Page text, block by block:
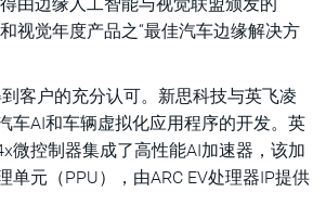
视觉年度产品之“最佳汽车边缘解决方
客户的充分认可。新思科技与英飞凌
车AI和车辆虚拟化应用程序的开发。英
微控制器集成了高性能AI加速器，该加
单元（PPU），由ARC EV处理器IP提供